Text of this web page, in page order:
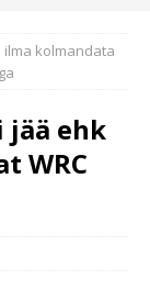
ilma kolmandata
jää ehk
WRC